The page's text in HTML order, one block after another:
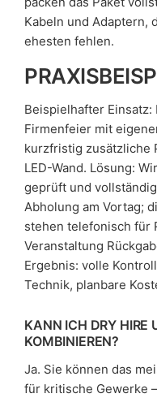
Kabeln und Adaptern,
ehesten fehlen.
Beispielhafter
Firmenfeier mit
kurzfristig zusätzliche
LED-Wand. Lösung:
geprüft und
Abholung am Vortag;
stehen telefonisch für
Veranstaltung
Ergebnis: volle
Technik, planbare
KANN ICH DRY HIRE
KOMBINIEREN?
Ja. Sie können das
für kritische Gewerke